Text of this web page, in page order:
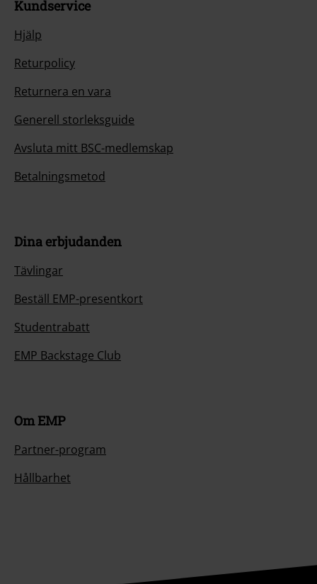
Kundservice
Hjälp
Returpolicy
Returnera en vara
Generell storleksguide
Avsluta mitt BSC-medlemskap
Betalningsmetod
Dina erbjudanden
Tävlingar
Beställ EMP-presentkort
Studentrabatt
EMP Backstage Club
Om EMP
Partner-program
Hållbarhet